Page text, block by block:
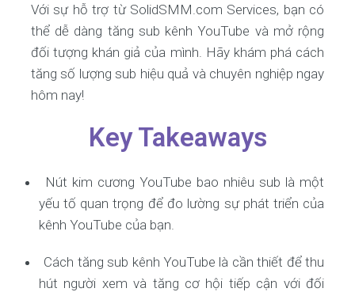
Với sự hỗ trợ từ SolidSMM.com Services, bạn có
thể dễ dàng tăng sub kênh YouTube và mở rộng
đối tượng khán giả của mình. Hãy khám phá cách
tăng số lượng sub hiệu quả và chuyên nghiệp ngay
hôm nay!
Key Takeaways
Nút kim cương YouTube bao nhiêu sub là một
yếu tố quan trọng để đo lường sự phát triển của
kênh YouTube của bạn.
Cách tăng sub kênh YouTube là cần thiết để thu
hút người xem và tăng cơ hội tiếp cận với đối